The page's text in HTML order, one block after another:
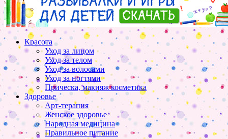
Красота
Уход за лицом
Уход за телом
Уход за волосами
Уход за ногтями
Прическа, макияж косметика
Здоровье
Арт-терапия
Женское здоровье
Народная медицина
Правильное питание